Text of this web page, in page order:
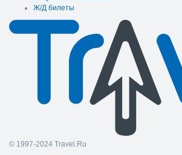
Ж/Д билеты
© 1997-2024 Travel.Ru